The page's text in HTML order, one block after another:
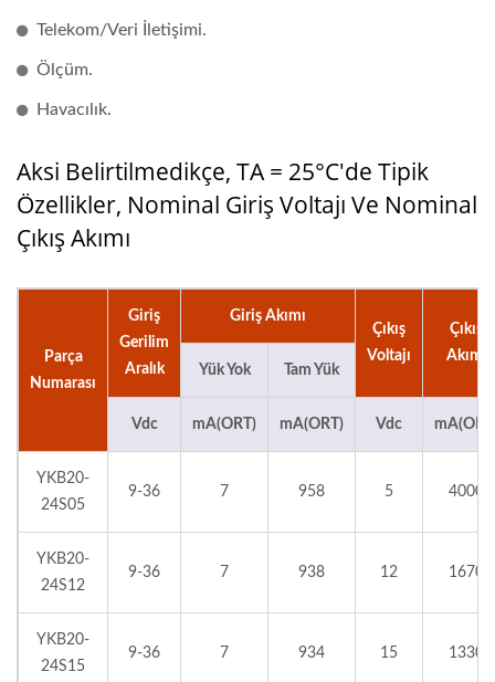
Telekom/Veri İletişimi.
Ölçüm.
Havacılık.
Aksi Belirtilmedikçe, TA = 25°C'de Tipik
Özellikler, Nominal Giriş Voltajı Ve Nominal
Çıkış Akımı
Parça
Numarası
Giriş
Gerilim
Aralık
Giriş Akımı
Çıkış
Voltajı
Çıkış
Akımı
Yük Yok
Tam Yük
Vdc mA(ORT) mA(ORT) Vdc
YKB20-
24S05
9-36 7 958 5 4000
YKB20-
24S12
9-36 7 938 12 1670
YKB20-
24S15
9-36 7 934 15 1330